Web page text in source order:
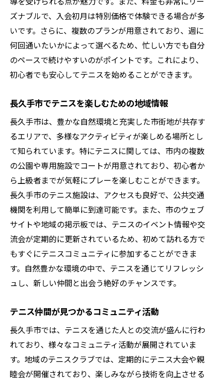
ズナブルで、入会初月は特別価格で体験できる場合が多
いです。さらに、複数のプランが用意されており、週に
何回通いたいかによって選べるため、忙しい方でも自分
のペースで続けやすいのがポイントです。これにより、
初心者でも安心してテニスを始めることができます。
長久手市でテニスを楽しむための地域情報
長久手市は、豊かな自然環境と充実した市街地が共存す
るエリアで、多様なアクティビティが楽しめる場所とし
て知られています。特にテニスに関しては、市内の複数
の公園や専用施設でコートが用意されており、初心者か
ら上級者までが気軽にプレーを楽しむことができます。
長久手市のテニス施設は、アクセスも良好で、公共交通
機関を利用して簡単に到達可能です。また、市のウェブ
サイトや地域の掲示板では、テニスのイベント情報や交
流会が定期的に更新されているため、初めて訪れる方で
もすぐにテニスコミュニティに参加することができま
す。自然豊かな環境の中で、テニスを通じてリフレッシ
ュし、新しい仲間と出会う絶好のチャンスです。
テニス仲間が見つかるコミュニティ活動
長久手市では、テニスを通じた人との交流が盛んに行わ
れており、様々なコミュニティ活動が展開されていま
す。地域のテニスクラブでは、定期的にテニス大会や親
睦会が開催されており、楽しみながら技術を向上させる